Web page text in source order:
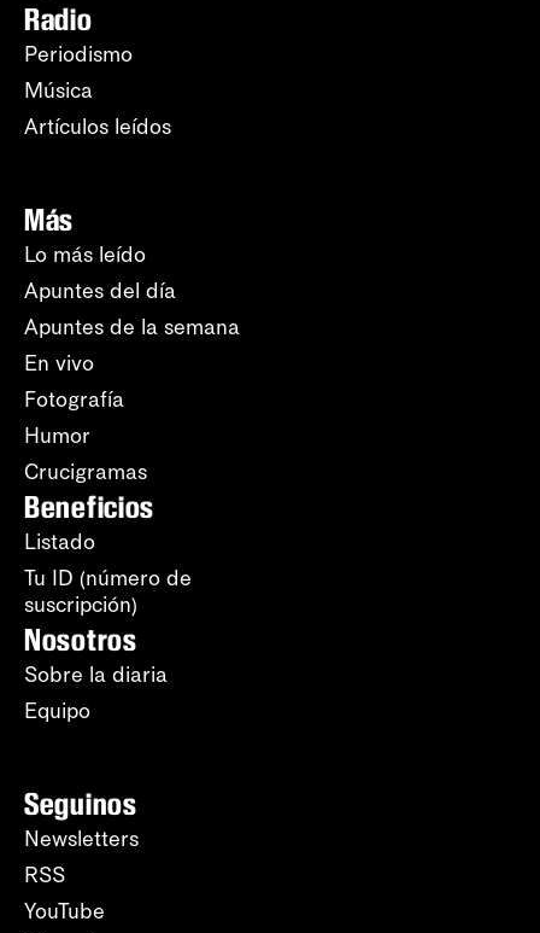
Radio
Periodismo
Música
Artículos leídos
Más
Lo más leído
Apuntes del día
Apuntes de la semana
En vivo
Fotografía
Humor
Crucigramas
Beneficios
Listado
Tu ID (número de
suscripción)
Nosotros
Sobre la diaria
Equipo
Seguinos
Newsletters
RSS
YouTube